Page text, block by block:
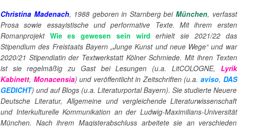
Christina Madenach, 1988 geboren in Starnberg bei München, verfasst
Prosa sowie essayistische und performative Texte. Mit ihrem ersten
Romanprojekt Wie es gewesen sein wird erhielt sie 2021/22 das
Stipendium des Freistaats Bayern „Junge Kunst und neue Wege“ und war
2020/21 Stipendiatin der Textwerkstatt Kölner Schmiede. Mit ihren Texten
ist sie regelmäßig zu Gast bei Lesungen (u.a. LitCOLOGNE, Lyrik
Kabinett, Monacensia) und veröffentlicht in Zeitschriften (u.a. aviso, DAS
GEDICHT) und auf Blogs (u.a. Literaturportal Bayern). Sie studierte Neuere
Deutsche Literatur, Allgemeine und vergleichende Literaturwissenschaft
und Interkulturelle Kommunikation an der Ludwig‑Maximilians‑Universität
München. Nach ihrem Magisterabschluss arbeitete sie an verschieden